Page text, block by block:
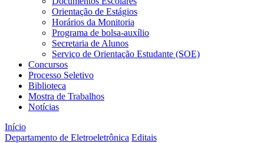
Orientação de Estágios
Horários da Monitoria
Programa de bolsa-auxílio
Secretaria de Alunos
Serviço de Orientação Estudante (SOE)
Concursos
Processo Seletivo
Biblioteca
Mostra de Trabalhos
Notícias
Início
Departamento de Eletroeletrônica Editais